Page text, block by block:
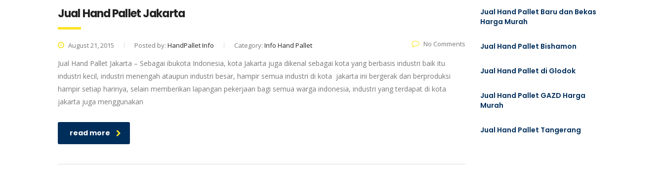
Jual Hand Pallet Jakarta
August 21, 2015 Posted by: HandPallet Info Category: Info Hand Pallet No Comments
Jual Hand Pallet Jakarta – Sebagai ibukota Indonesia, kota Jakarta juga dikenal sebagai kota yang berbasis industri baik itu
industri kecil, industri menengah ataupun industri besar, hampir semua industri di kota jakarta ini bergerak dan berproduksi
hampir setiap harinya, selain memberikan lapangan pekerjaan bagi semua warga indonesia, industri yang terdapat di kota
jakarta juga menggunakan
read more
Jual Hand Pallet Baru dan Bekas
Harga Murah
Jual Hand Pallet Bishamon
Jual Hand Pallet di Glodok
Jual Hand Pallet GAZD Harga
Murah
Jual Hand Pallet Tangerang